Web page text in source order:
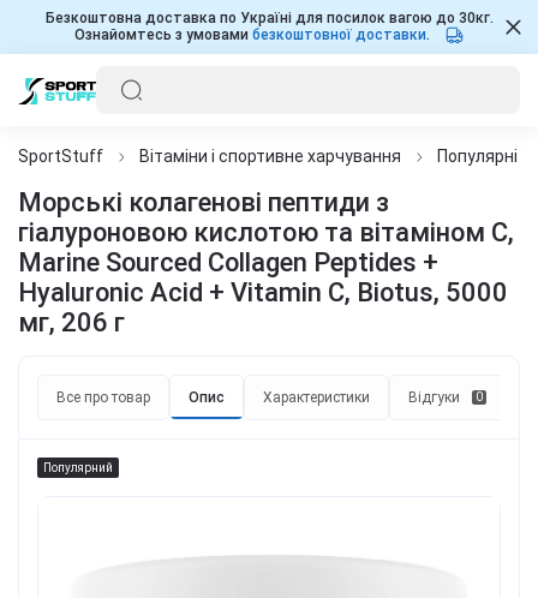
Безкоштовна доставка по Україні для посилок вагою до 30кг.
Ознайомтесь з умовами безкоштовної доставки.
SportStuff Вітаміни і спортивне харчування Популярні
Морські колагенові пептиди з
гіалуроновою кислотою та вітаміном С,
Marine Sourced Collagen Peptidеs +
Hyaluronic Acid + Vitamin C, Biotus, 5000
мг, 206 г
Все про товар Опис Характеристики Відгуки 0
Популярний